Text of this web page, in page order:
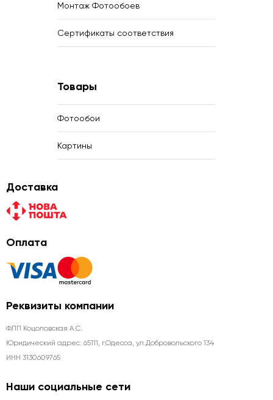
Монтаж Фотообоев
Сертификаты соответствия
Товары
Фотообои
Картины
Доставка
Оплата
Реквизиты компании
ФЛП Коцоловская А.С.
Юридический адрес: 65111, г.Одесса, ул.Добровольского 134
ИНН 3130609765
Наши социальные сети